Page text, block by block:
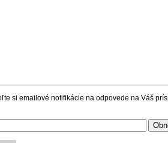
si emailové notifikácie na odpovede na Váš